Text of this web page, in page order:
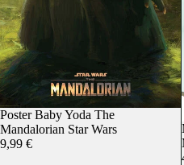
Poster Baby Yoda The
Mandalorian Star Wars
9,99 €